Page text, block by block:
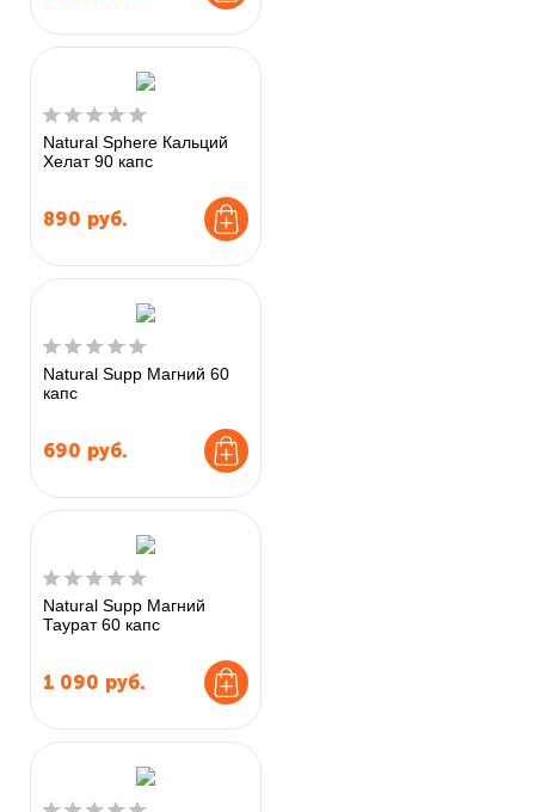
Natural Sphere Кальций
Хелат 90 капс
890 руб.
Natural Supp Магний 60
капс
690 руб.
Natural Supp Магний
Таурат 60 капс
1 090 руб.